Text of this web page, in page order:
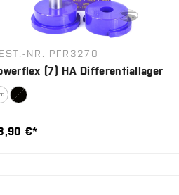
NR. PFR3270
(7) HA Differentiallager
€*